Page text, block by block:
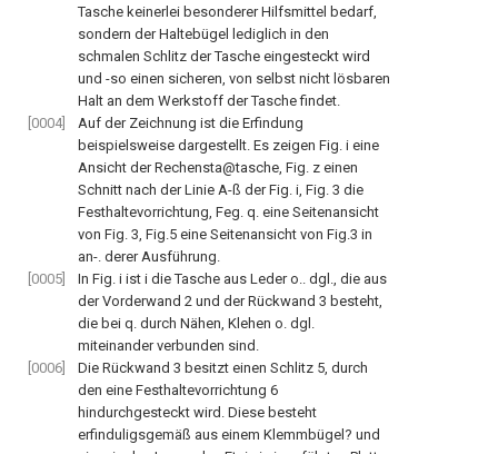
Tasche keinerlei besonderer Hilfsmittel bedarf,
sondern der Haltebügel lediglich in den
schmalen Schlitz der Tasche eingesteckt wird
und -so einen sicheren, von selbst nicht lösbaren
Halt an dem Werkstoff der Tasche findet.
[0004]
Auf der Zeichnung ist die Erfindung
beispielsweise dargestellt. Es zeigen Fig. i eine
Ansicht der Rechensta@tasche, Fig. z einen
Schnitt nach der Linie A-ß der Fig. i, Fig. 3 die
Festhaltevorrichtung, Feg. q. eine Seitenansicht
von Fig. 3, Fig.5 eine Seitenansicht von Fig.3 in
an-. derer Ausführung.
[0005]
In Fig. i ist i die Tasche aus Leder o.. dgl., die aus
der Vorderwand 2 und der Rückwand 3 besteht,
die bei q. durch Nähen, Klehen o. dgl.
miteinander verbunden sind.
[0006]
Die Rückwand 3 besitzt einen Schlitz 5, durch
den eine Festhaltevorrichtung 6
hindurchgesteckt wird. Diese besteht
erfinduligsgemäß aus einem Klemmbügel? und